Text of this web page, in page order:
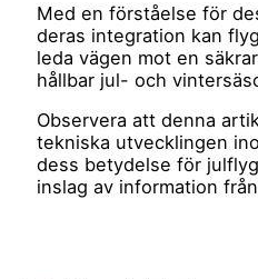
Med en förståelse för
deras integration kan
leda vägen mot en
hållbar jul- och
Observera att denna
tekniska utvecklingen
dess betydelse för
inslag av information